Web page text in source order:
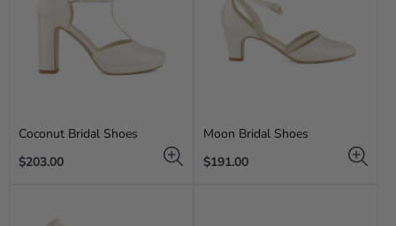
Coconut Bridal Shoes
Regular
$203.00
Moon Bridal Shoes
Regular
$191.00